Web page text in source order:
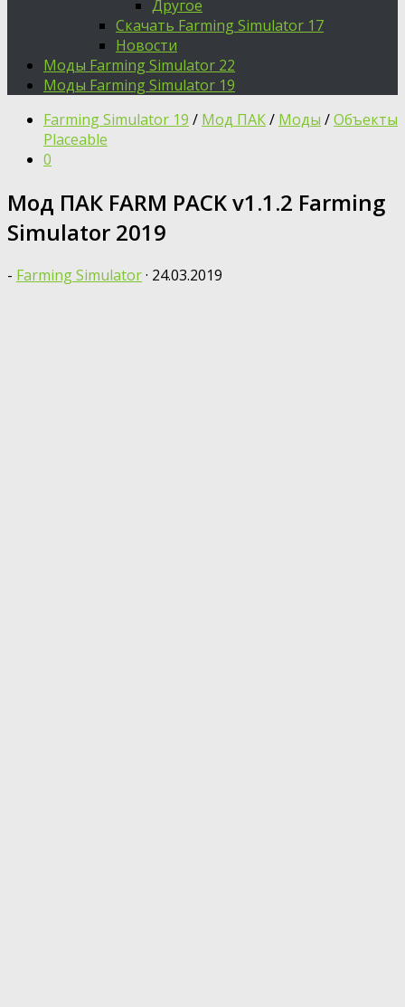
Другое
Скачать Farming Simulator 17
Новости
Моды Farming Simulator 22
Моды Farming Simulator 19
Farming Simulator 19 / Мод ПАК/ Моды /Объекты
Placeable
0
Мод ПАК FARM PACK v1.1.2 Farming
Simulator 2019
- Farming Simulator· 24.03.2019